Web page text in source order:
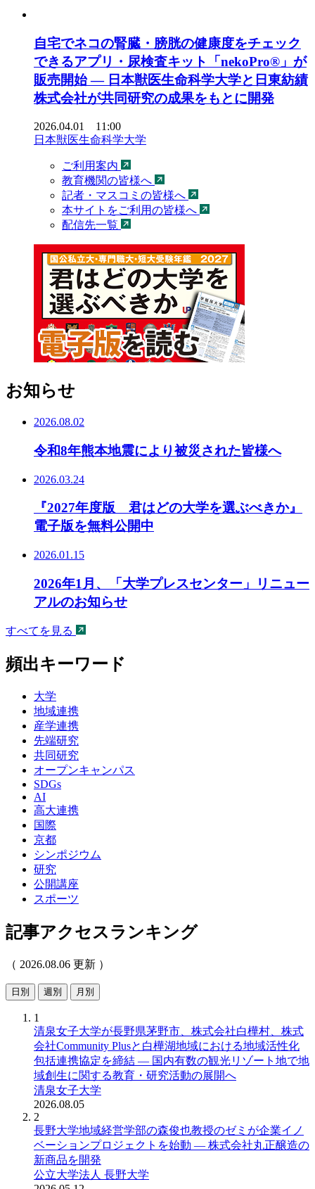
自宅でネコの腎臓・膀胱の健康度をチェック
できるアプリ・尿検査キット「nekoPro®」が
販売開始 ― 日本獣医生命科学大学と日東紡績
株式会社が共同研究の成果をもとに開発
2026.04.01 11:00
日本獣医生命科学大学
ご利用案内
教育機関の皆様へ
記者・マスコミの皆様へ
本サイトをご利用の皆様へ
配信先一覧
お知らせ
2026.08.02
令和8年熊本地震により被災された皆様へ
2026.03.24
『2027年度版 君はどの大学を選ぶべきか』
電子版を無料公開中
2026.01.15
2026年1月、「大学プレスセンター」リニュー
アルのお知らせ
すべてを見る
頻出キーワード
大学
地域連携
産学連携
先端研究
共同研究
オープンキャンパス
SDGs
AI
高大連携
国際
京都
シンポジウム
研究
公開講座
スポーツ
記事アクセスランキング
（ 2026.08.06 更新 ）
日別 週別 月別
1
清泉女子大学が長野県茅野市、株式会社白樺村、株式
会社Community Plusと白樺湖地域における地域活性化
包括連携協定を締結 ― 国内有数の観光リゾート地で地
域創生に関する教育・研究活動の展開へ
清泉女子大学
2026.08.05
2
長野大学地域経営学部の森俊也教授のゼミが企業イノ
ベーションプロジェクトを始動 ― 株式会社丸正醸造の
新商品を開発
公立大学法人 長野大学